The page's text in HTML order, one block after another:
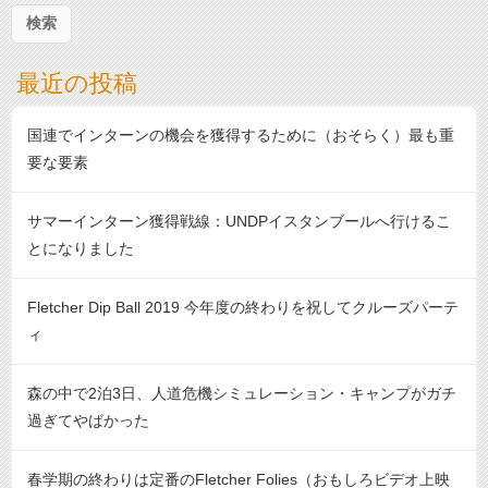
:
最近の投稿
国連でインターンの機会を獲得するために（おそらく）最も重
要な要素
サマーインターン獲得戦線：UNDPイスタンブールへ行けるこ
とになりました
Fletcher Dip Ball 2019 今年度の終わりを祝してクルーズパーテ
ィ
森の中で2泊3日、人道危機シミュレーション・キャンプがガチ
過ぎてやばかった
春学期の終わりは定番のFletcher Folies（おもしろビデオ上映